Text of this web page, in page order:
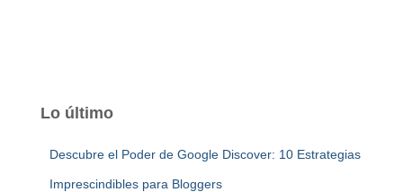
Lo último
Descubre el Poder de Google Discover: 10 Estrategias
Imprescindibles para Bloggers